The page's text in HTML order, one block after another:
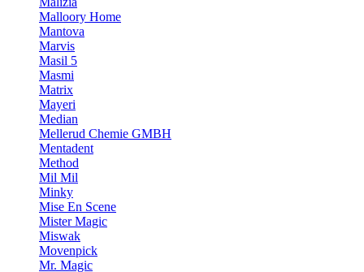
Malloory Home
Mantova
Marvis
Masil 5
Masmi
Matrix
Mayeri
Median
Mellerud Chemie GMBH
Mentadent
Method
Mil Mil
Minky
Mise En Scene
Mister Magic
Miswak
Movenpick
Mr. Magic